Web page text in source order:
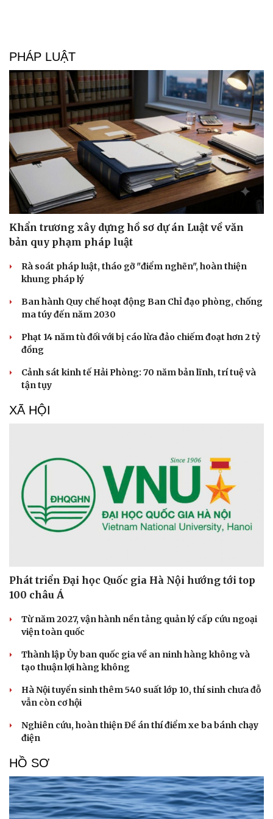
Văn hóa
Sân khấu - Điện ảnh
Âm nhạc
Di sản
Giải trí
Sao Việt
Smartads Targeting: 4 phương thức chọn trên hệ
thống quảng cáo
SmartAds tập trung vào việc nhắm đúng đối tượng, đúng ngữ
cảnh và thời điểm để tối ưu.
| SmartAds
PHÁP LUẬT
Khẩn trương xây dựng hồ sơ dự án Luật về văn
bản quy phạm pháp luật
Rà soát pháp luật, tháo gỡ "điểm nghẽn", hoàn thiện
khung pháp lý
Phạt 14 năm tù đối với bị cáo lừa đảo chiếm đoạt hơn 2 tỷ
đồng
Cảnh sát kinh tế Hải Phòng: 70 năm bản lĩnh, trí tuệ và
tận tụy
Phát triển Đại học Quốc gia Hà Nội hướng tới top
100 châu Á
Từ năm 2027, vận hành nền tảng quản lý cấp cứu ngoại
viện toàn quốc
Thành lập Ủy ban quốc gia về an ninh hàng không và
tạo thuận lợi hàng không